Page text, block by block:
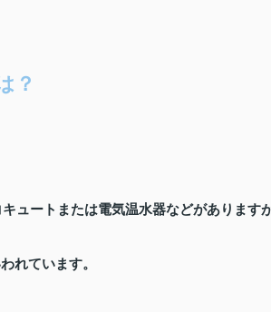
？
ュートまたは電気温水器などがあります
れています。